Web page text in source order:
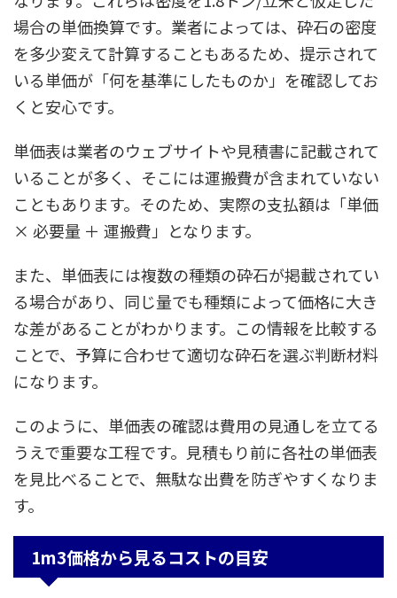
場合の単価換算です。業者によっては、砕石の密度
を多少変えて計算することもあるため、提示されて
いる単価が「何を基準にしたものか」を確認してお
くと安心です。
単価表は業者のウェブサイトや見積書に記載されて
いることが多く、そこには運搬費が含まれていない
こともあります。そのため、実際の支払額は「単価
× 必要量 ＋ 運搬費」となります。
また、単価表には複数の種類の砕石が掲載されてい
る場合があり、同じ量でも種類によって価格に大き
な差があることがわかります。この情報を比較する
ことで、予算に合わせて適切な砕石を選ぶ判断材料
になります。
このように、単価表の確認は費用の見通しを立てる
うえで重要な工程です。見積もり前に各社の単価表
を見比べることで、無駄な出費を防ぎやすくなりま
す。
1m3価格から見るコストの目安